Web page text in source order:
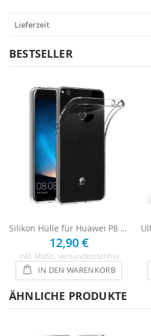
Lieferzeit
BESTSELLER
Silikon Hülle für Huawei P8 Lite 2017 - Transparent
12,90 €
Inkl. MwSt. , versandkostenfrei
IN DEN WARENKORB
ÄHNLICHE PRODUKTE